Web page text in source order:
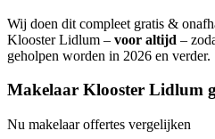
Wij doen dit compleet gratis &
Klooster Lidlum – voor altijd –
geholpen worden in 2026 en verder.
Makelaar Klooster Lidlum
Nu makelaar offertes vergelijken